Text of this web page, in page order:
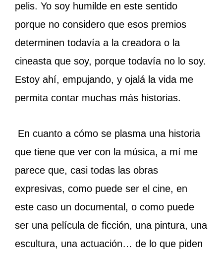
pelis. Yo soy humilde en este sentido
porque no considero que esos premios
determinen todavía a la creadora o la
cineasta que soy, porque todavía no lo soy.
Estoy ahí, empujando, y ojalá la vida me
permita contar muchas más historias.
En cuanto a cómo se plasma una historia
que tiene que ver con la música, a mí me
parece que, casi todas las obras
expresivas, como puede ser el cine, en
este caso un documental, o como puede
ser una película de ficción, una pintura, una
escultura, una actuación… de lo que piden